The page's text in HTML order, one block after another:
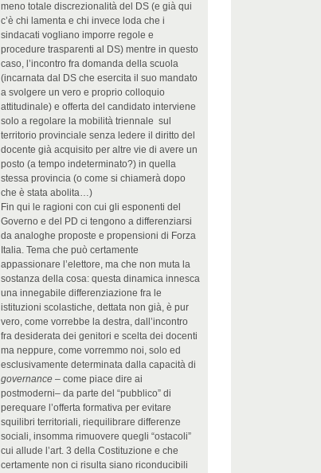
meno totale discrezionalità del DS (e già qui
c’è chi lamenta e chi invece loda che i
sindacati vogliano imporre regole e
procedure trasparenti al DS) mentre in questo
caso, l’incontro fra domanda della scuola
(incarnata dal DS che esercita il suo mandato
a svolgere un vero e proprio colloquio
attitudinale) e offerta del candidato interviene
solo a regolare la mobilità triennale sul
territorio provinciale senza ledere il diritto del
docente già acquisito per altre vie di avere un
posto (a tempo indeterminato?) in quella
stessa provincia (o come si chiamerà dopo
che è stata abolita…)
Fin qui le ragioni con cui gli esponenti del
Governo e del PD ci tengono a differenziarsi
da analoghe proposte e propensioni di Forza
Italia. Tema che può certamente
appassionare l’elettore, ma che non muta la
sostanza della cosa: questa dinamica innesca
una innegabile differenziazione fra le
istituzioni scolastiche, dettata non già, è pur
vero, come vorrebbe la destra, dall’incontro
fra desiderata dei genitori e scelta dei docenti
ma neppure, come vorremmo noi, solo ed
esclusivamente determinata dalla capacità di
governance – come piace dire ai
postmoderni– da parte del “pubblico” di
perequare l’offerta formativa per evitare
squilibri territoriali, riequilibrare differenze
sociali, insomma rimuovere quegli “ostacoli”
cui allude l’art. 3 della Costituzione e che
certamente non ci risulta siano riconducibili